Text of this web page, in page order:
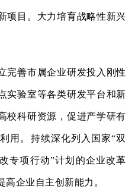
项目。大力培育战略性新兴
完善市属企业研发投入刚性
实验室等各类研发平台和新
校科研资源，促进产学研有
用。持续深化列入国家“双
专项行动”计划的企业改革
企业自主创新能力。